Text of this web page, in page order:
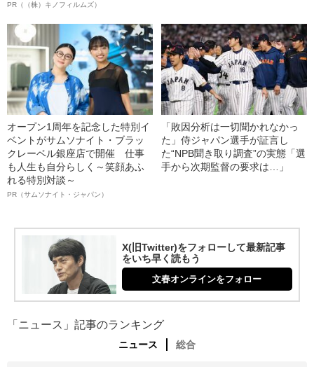
PR（（株）キノフィルムズ）
オープン1周年を記念した特別イ
ベントがサムソナイト・ブラッ
クレーベル銀座店で開催 仕事
も人生も自分らしく～笑顔あふ
れる特別対談～
PR（サムソナイト・ジャパン）
「敗因分析は一切聞かれなかっ
た」侍ジャパン選手が証言し
た“NPB聞き取り調査”の実態「選
手から次期監督の要求は…」
X(旧Twitter)をフォローして最新記事
をいち早く読もう
文春オンラインをフォロー
「ニュース」記事のランキング
ニュース 総合